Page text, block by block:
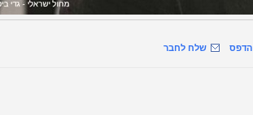
הדפס שלח לחבר